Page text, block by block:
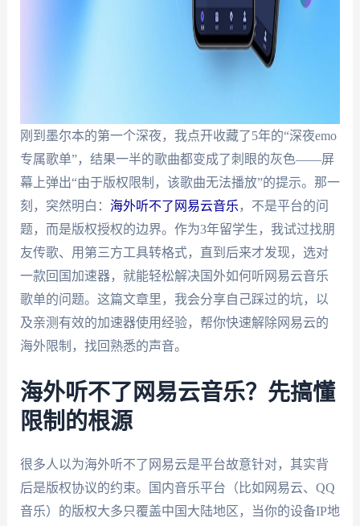
刚到墨尔本的第一个深夜，我点开收藏了5年的“深夜emo
专属歌单”，结果一半的歌曲都变成了刺眼的灰色——屏
幕上弹出“由于版权限制，该歌曲无法播放”的提示。那一
刻，突然明白： 海外听不了网易云音乐 ，不是平台的问
题，而是版权授权的边界。作为3年留学生，我试过找朋
友传歌、用第三方工具转格式，直到后来才发现，选对
一款回国加速器，就能轻松解决国外如何听网易云音乐
歌单的问题。这篇文章里，我会分享自己踩过的坑，以
及亲测有效的加速器使用经验，帮你快速解除网易云的
海外限制，找回熟悉的声音。
海外听不了网易云音乐？先搞懂
限制的根源
很多人以为海外听不了网易云是平台故意针对，其实背
后是版权协议的约束。国内音乐平台（比如网易云、QQ
音乐）的版权大多只覆盖中国大陆地区，当你的设备IP地